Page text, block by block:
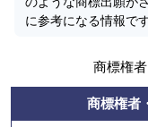
に参考になる情報です
商標権
商標権者